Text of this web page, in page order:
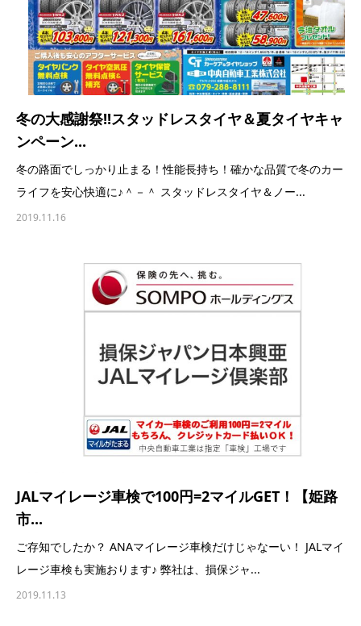
冬の大感謝祭!!スタッドレスタイヤ＆夏タイヤキャ
ンペーン...
冬の路面でしっかり止まる！性能長持ち！確かな品質で冬のカー
ライフを安心快適に♪＾－＾ スタッドレスタイヤ＆ノー...
2019.11.16
JALマイレージ車検で100円=2マイルGET！【姫路
市...
ご存知でしたか？ ANAマイレージ車検だけじゃなーい！ JALマイ
レージ車検も実施おります♪ 弊社は、損保ジャ...
2019.11.13